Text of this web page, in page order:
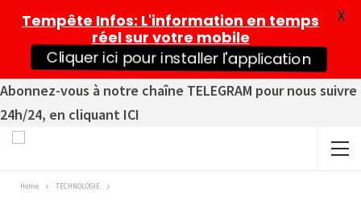
Abonnez-vous à notre chaîne TELEGRAM pour nous suivre
24h/24, en cliquant ICI
Home TECHNOLOGIE
Tempête Infos: L'information en temps
réel sur votre mobile
Cliquer ici pour installer l'application
X